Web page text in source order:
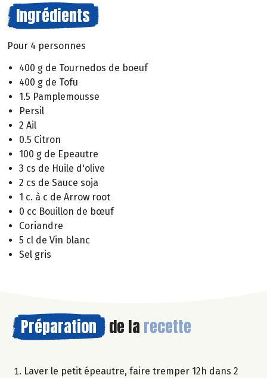
Ingrédients
Pour 4 personnes
400 g de Tournedos de boeuf
400 g de Tofu
1.5 Pamplemousse
Persil
2 Ail
0.5 Citron
100 g de Epeautre
3 cs de Huile d'olive
2 cs de Sauce soja
1 c. à c de Arrow root
0 cc Bouillon de bœuf
Coriandre
5 cl de Vin blanc
Sel gris
Préparation de la recette
Laver le petit épeautre, faire tremper 12h dans 2